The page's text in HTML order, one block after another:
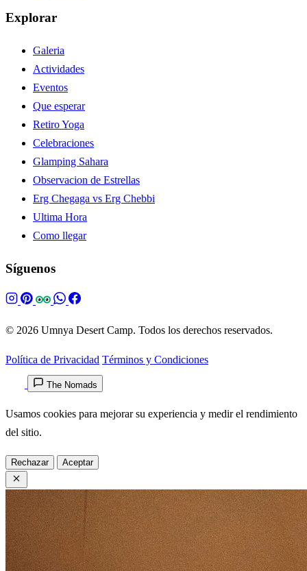
Explorar
Galeria
Actividades
Eventos
Que esperar
Retiro Yoga
Celebraciones
Glamping Sahara
Observacion de Estrellas
Erg Chegaga vs Erg Chebbi
Ultima Hora
Como llegar
Síguenos
© 2026 Umnya Desert Camp. Todos los derechos reservados.
Política de Privacidad Términos y Condiciones
The Nomads
Usamos cookies para mejorar su experiencia y medir el rendimiento
del sitio.
Rechazar Aceptar